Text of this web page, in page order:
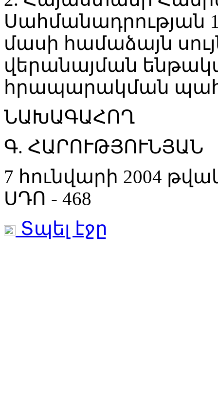
Սահմանադրության
մասի համաձայն
վերանայման ենթակա
հրապարակման
ՆԱԽԱԳԱՀՈՂ
Գ. ՀԱՐՈՒԹՅՈՒՆՅԱՆ
7 հունվարի 2004
ՍԴՈ - 468
Տպել էջը